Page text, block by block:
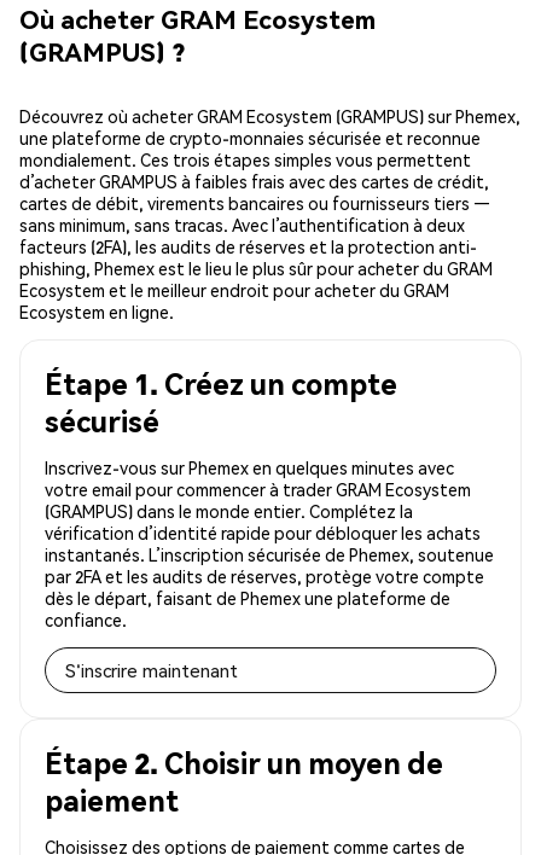
Où acheter GRAM Ecosystem
(GRAMPUS) ?
Découvrez où acheter GRAM Ecosystem (GRAMPUS) sur Phemex,
une plateforme de crypto-monnaies sécurisée et reconnue
mondialement. Ces trois étapes simples vous permettent
d’acheter GRAMPUS à faibles frais avec des cartes de crédit,
cartes de débit, virements bancaires ou fournisseurs tiers —
sans minimum, sans tracas. Avec l’authentification à deux
facteurs (2FA), les audits de réserves et la protection anti-
phishing, Phemex est le lieu le plus sûr pour acheter du GRAM
Ecosystem et le meilleur endroit pour acheter du GRAM
Ecosystem en ligne.
Étape 1. Créez un compte
sécurisé
Inscrivez-vous sur Phemex en quelques minutes avec
votre email pour commencer à trader GRAM Ecosystem
(GRAMPUS) dans le monde entier. Complétez la
vérification d’identité rapide pour débloquer les achats
instantanés. L’inscription sécurisée de Phemex, soutenue
par 2FA et les audits de réserves, protège votre compte
dès le départ, faisant de Phemex une plateforme de
confiance.
S'inscrire maintenant
Étape 2. Choisir un moyen de
paiement
Choisissez des options de paiement comme cartes de